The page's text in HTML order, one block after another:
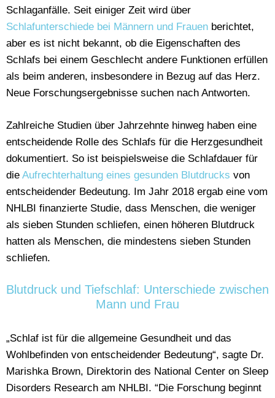
Schlaganfälle. Seit einiger Zeit wird über
Schlafunterschiede bei Männern und Frauen berichtet,
aber es ist nicht bekannt, ob die Eigenschaften des
Schlafs bei einem Geschlecht andere Funktionen erfüllen
als beim anderen, insbesondere in Bezug auf das Herz.
Neue Forschungsergebnisse suchen nach Antworten.
Zahlreiche Studien über Jahrzehnte hinweg haben eine
entscheidende Rolle des Schlafs für die Herzgesundheit
dokumentiert. So ist beispielsweise die Schlafdauer für
die Aufrechterhaltung eines gesunden Blutdrucks von
entscheidender Bedeutung. Im Jahr 2018 ergab eine vom
NHLBI finanzierte Studie, dass Menschen, die weniger
als sieben Stunden schliefen, einen höheren Blutdruck
hatten als Menschen, die mindestens sieben Stunden
schliefen.
Blutdruck und Tiefschlaf: Unterschiede zwischen
Mann und Frau
„Schlaf ist für die allgemeine Gesundheit und das
Wohlbefinden von entscheidender Bedeutung“, sagte Dr.
Marishka Brown, Direktorin des National Center on Sleep
Disorders Research am NHLBI. “Die Forschung beginnt